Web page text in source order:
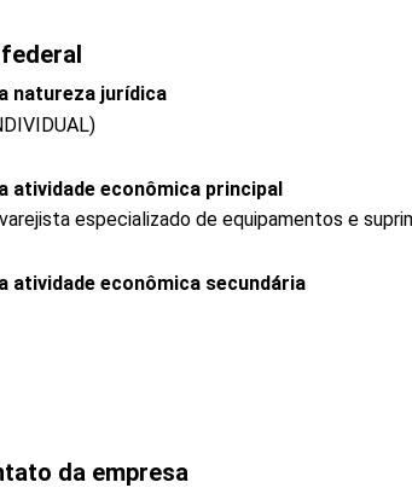
natureza jurídica
atividade econômica principal
especializado de equipamentos e
atividade econômica secundária
da empresa